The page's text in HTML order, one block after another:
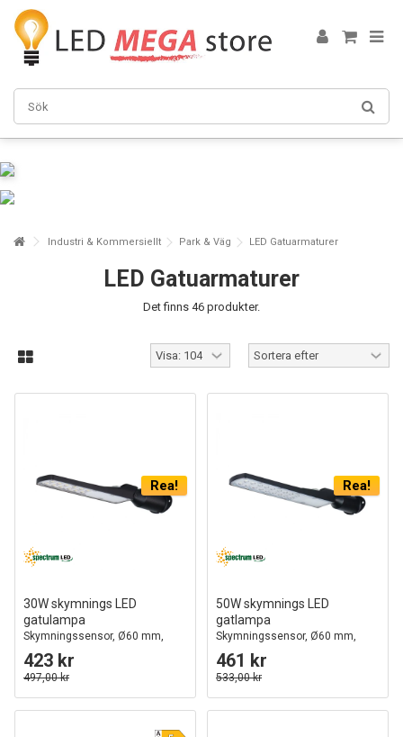
Industri & Kommersiellt Park & Väg LED Gatuarmaturer
LED Gatuarmaturer
Det finns 46 produkter.
Rea!
30W skymnings LED
gatulampa
Skymningssensor, Ø60 mm,
IP65, svart, 230V
423 kr
497,00 kr
Rea!
50W skymnings LED
gatlampa
Skymningssensor, Ø60 mm,
IP65, svart, 230V
461 kr
533,00 kr